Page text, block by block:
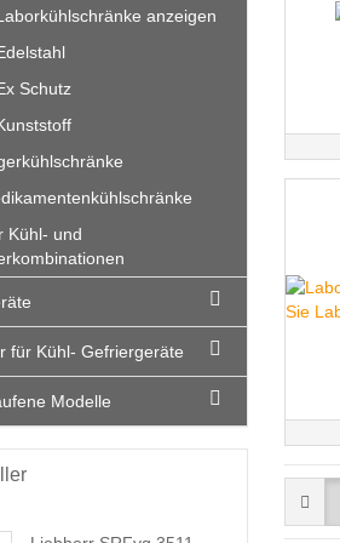
mit
anzeigen
Schutz
Kühl- und
für Kühl- Gefriergeräte
Modelle